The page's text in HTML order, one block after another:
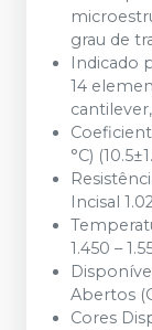
grau de
Indicado
14
°C)
Incisal
1.450 –
Abertos
Cores